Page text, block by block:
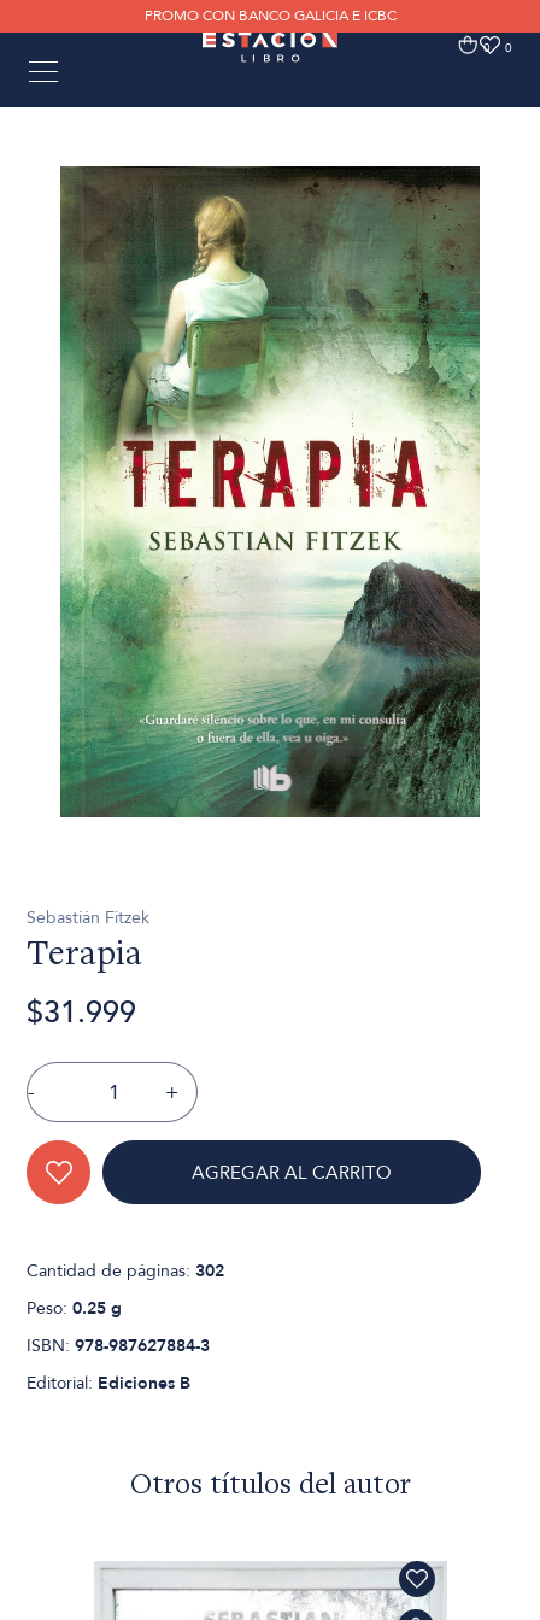
PROMO CON BANCO GALICIA E ICBC
0 0
Sebastián Fitzek
Terapia
$31.999
- +
AGREGAR AL CARRITO
Cantidad de páginas:302
Peso:0.25 g
ISBN:978-987627884-3
Editorial: Ediciones B
Otros títulos del autor